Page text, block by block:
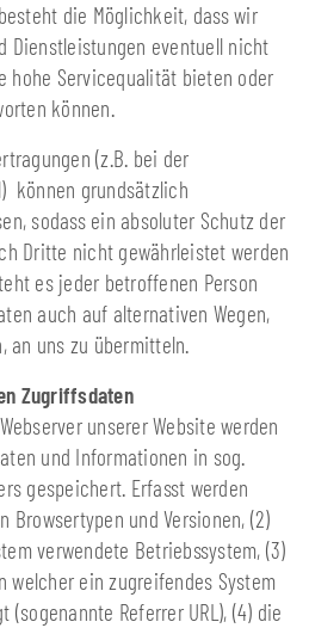
die Möglichkeit, dass wir
Dienstleistungen eventuell nicht
hohe Servicequalität bieten oder
können.
(z.B. bei der
können grundsätzlich
sodass ein absoluter Schutz der
Dritte nicht gewährleistet werden
es jeder betroffenen Person
auch auf alternativen Wegen,
an uns zu übermitteln.
Zugriffsdaten
unserer Website werden
und Informationen in sog.
gespeichert. Erfasst werden
Browsertypen und Versionen, (2)
verwendete Betriebssystem, (3)
welcher ein zugreifendes System
(sogenannte Referrer URL), (4) die